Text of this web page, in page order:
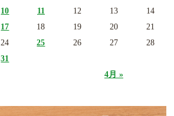
4月 »
10 11 12 13
14
17 18 19 20
21
24 25 26 27
28
31